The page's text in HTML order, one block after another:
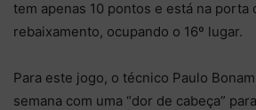
tem apenas 10 pontos e está na porta
rebaixamento, ocupando o 16º lugar.
Para este jogo, o técnico Paulo
semana com uma “dor de cabeça”